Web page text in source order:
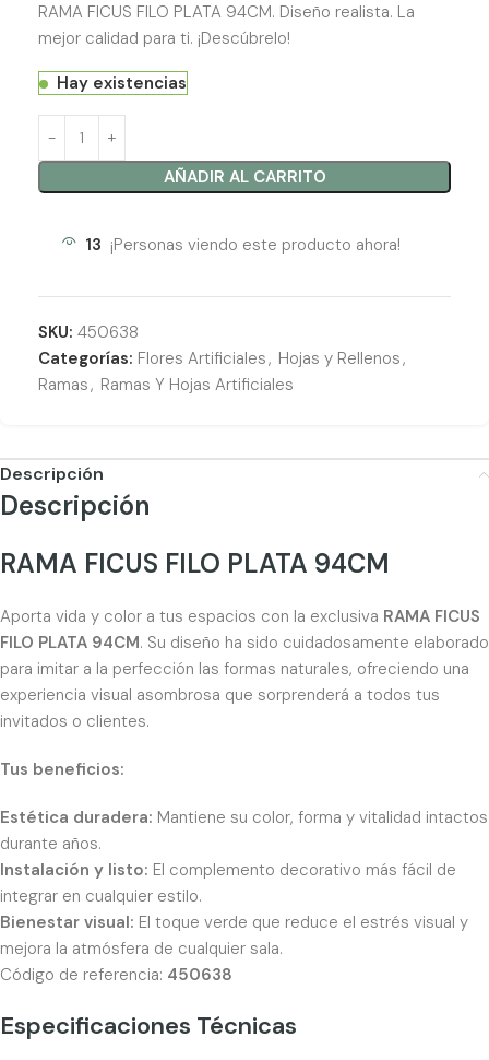
RAMA FICUS FILO PLATA 94CM. Diseño realista. La
mejor calidad para ti. ¡Descúbrelo!
Hay existencias
AÑADIR AL CARRITO
13 ¡Personas viendo este producto ahora!
SKU: 450638
Categorías: Flores Artificiales, Hojas y Rellenos,
Ramas, Ramas Y Hojas Artificiales
Descripción
Descripción
RAMA FICUS FILO PLATA 94CM
Aporta vida y color a tus espacios con la exclusiva RAMA FICUS
FILO PLATA 94CM. Su diseño ha sido cuidadosamente elaborado
para imitar a la perfección las formas naturales, ofreciendo una
experiencia visual asombrosa que sorprenderá a todos tus
invitados o clientes.
Tus beneficios:
Estética duradera: Mantiene su color, forma y vitalidad intactos
durante años.
Instalación y listo: El complemento decorativo más fácil de
integrar en cualquier estilo.
Bienestar visual: El toque verde que reduce el estrés visual y
mejora la atmósfera de cualquier sala.
Código de referencia: 450638
Especificaciones Técnicas